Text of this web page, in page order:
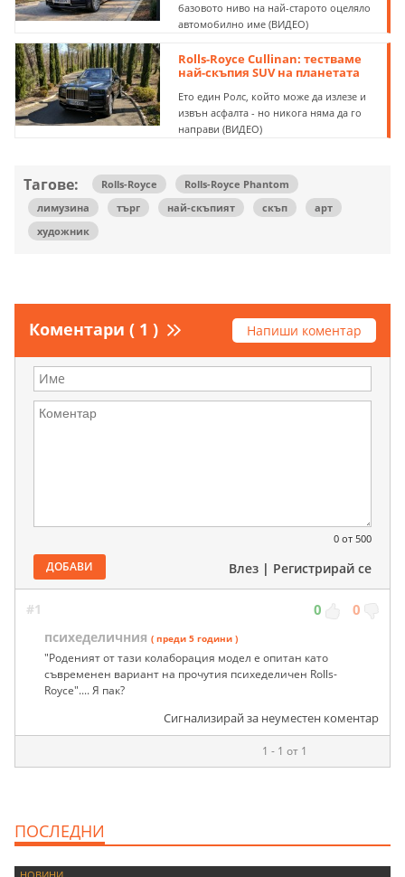
базовото ниво на най-старото оцеляло
автомобилно име (ВИДЕО)
Rolls-Royce Cullinan: тестваме
най-скъпия SUV на планетата
Ето един Ролс, който може да излезе и
извън асфалта - но никога няма да го
направи (ВИДЕО)
Тагове: Rolls-Royce
Rolls-Royce Phantom
лимузина
търг най-скъпият скъп
арт
художник
Коментари ( 1 ) Напиши коментар
0 от 500
ДОБАВИ Влез | Регистрирай се
#1 0 0
психеделичния ( преди 5 години )
"Роденият от тази колаборация модел е опитан като
съвременен вариант на прочутия психеделичен Rolls-
Royce".... Я пак?
Сигнализирай за неуместен коментар
1 - 1 от 1
ПОСЛЕДНИ